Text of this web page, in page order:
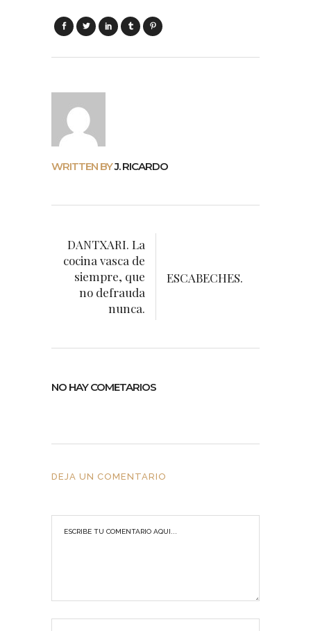
WRITTEN BYJ. RICARDO
DANTXARI. La
cocina vasca de
siempre, que
no defrauda
nunca.
ESCABECHES.
NO HAY COMETARIOS
DEJA UN COMENTARIO